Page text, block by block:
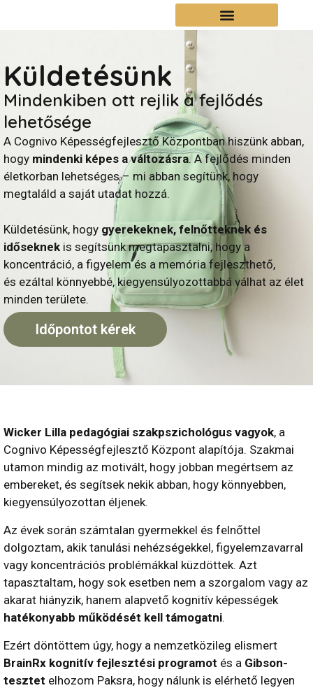
Küldetésünk
Mindenkiben ott rejlik a fejlődés
lehetősége
A Cognivo Képességfejlesztő Központban hiszünk abban,
hogy mindenki képes a változásra. A fejlődés minden
életkorban lehetséges – mi abban segítünk, hogy
megtaláld a saját utadat hozzá.
Küldetésünk, hogy gyerekeknek, felnőtteknek és
időseknek is segítsünk megtapasztalni, hogy a
koncentráció, a figyelem és a memória fejleszthető,
és ezáltal könnyebbé, kiegyensúlyozottabbá válhat az élet
minden területe.
Időpontot kérek
Wicker Lilla pedagógiai szakpszichológus vagyok, a
Cognivo Képességfejlesztő Központ alapítója. Szakmai
utamon mindig az motivált, hogy jobban megértsem az
embereket, és segítsek nekik abban, hogy könnyebben,
kiegyensúlyozottan éljenek.
Az évek során számtalan gyermekkel és felnőttel
dolgoztam, akik tanulási nehézségekkel, figyelemzavarral
vagy koncentrációs problémákkal küzdöttek. Azt
tapasztaltam, hogy sok esetben nem a szorgalom vagy az
akarat hiányzik, hanem alapvető kognitív képességek
hatékonyabb működését kell támogatni.
Ezért döntöttem úgy, hogy a nemzetközileg elismert
BrainRx kognitív fejlesztési programot és a Gibson-
tesztet elhozom Paksra, hogy nálunk is elérhető legyen